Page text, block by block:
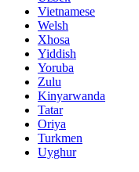
Vietnamese
Welsh
Xhosa
Yiddish
Yoruba
Zulu
Kinyarwanda
Tatar
Oriya
Turkmen
Uyghur